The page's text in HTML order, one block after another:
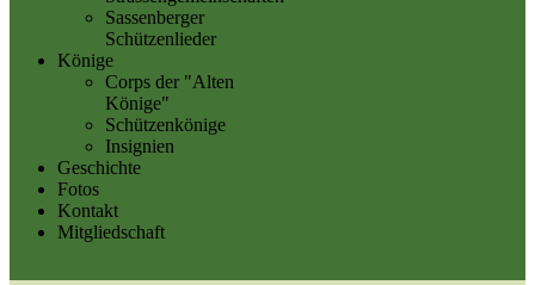
Sassenberger
Schützenlieder
Könige
Corps der "Alten
Könige"
Schützenkönige
Insignien
Geschichte
Fotos
Kontakt
Mitgliedschaft